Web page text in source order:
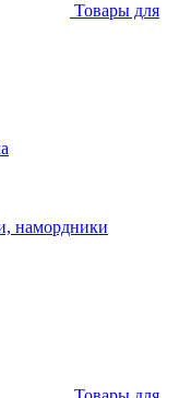
Товары для
намордники